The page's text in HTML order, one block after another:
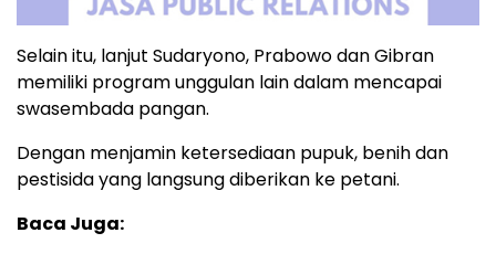
Selain itu, lanjut Sudaryono, Prabowo dan Gibran
memiliki program unggulan lain dalam mencapai
swasembada pangan.
Dengan menjamin ketersediaan pupuk, benih dan
pestisida yang langsung diberikan ke petani.
Baca Juga: